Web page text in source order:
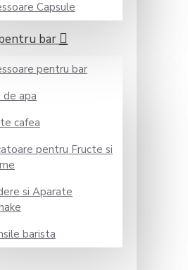
Capsule
bar
pentru bar
apa
cafea
pentru Fructe si
si Aparate
barista